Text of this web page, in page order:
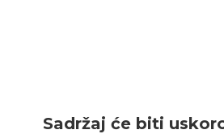
Sadržaj će biti